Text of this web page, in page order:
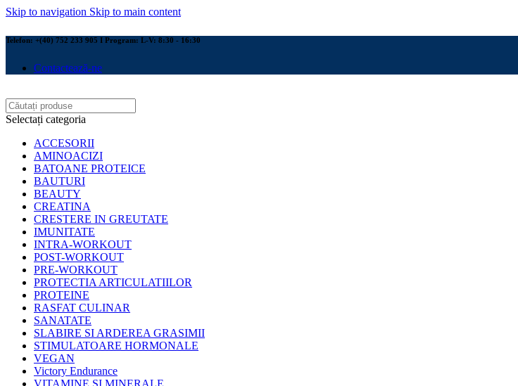
Skip to navigation Skip to main content
Telefon: +(40) 752 233 905 I Program: L-V: 8:30 - 16:30
Contactează-ne
Selectați categoria
ACCESORII
AMINOACIZI
BATOANE PROTEICE
BAUTURI
BEAUTY
CREATINA
CRESTERE IN GREUTATE
IMUNITATE
INTRA-WORKOUT
POST-WORKOUT
PRE-WORKOUT
PROTECTIA ARTICULATIILOR
PROTEINE
RASFAT CULINAR
SANATATE
SLABIRE SI ARDEREA GRASIMII
STIMULATOARE HORMONALE
VEGAN
Victory Endurance
VITAMINE SI MINERALE